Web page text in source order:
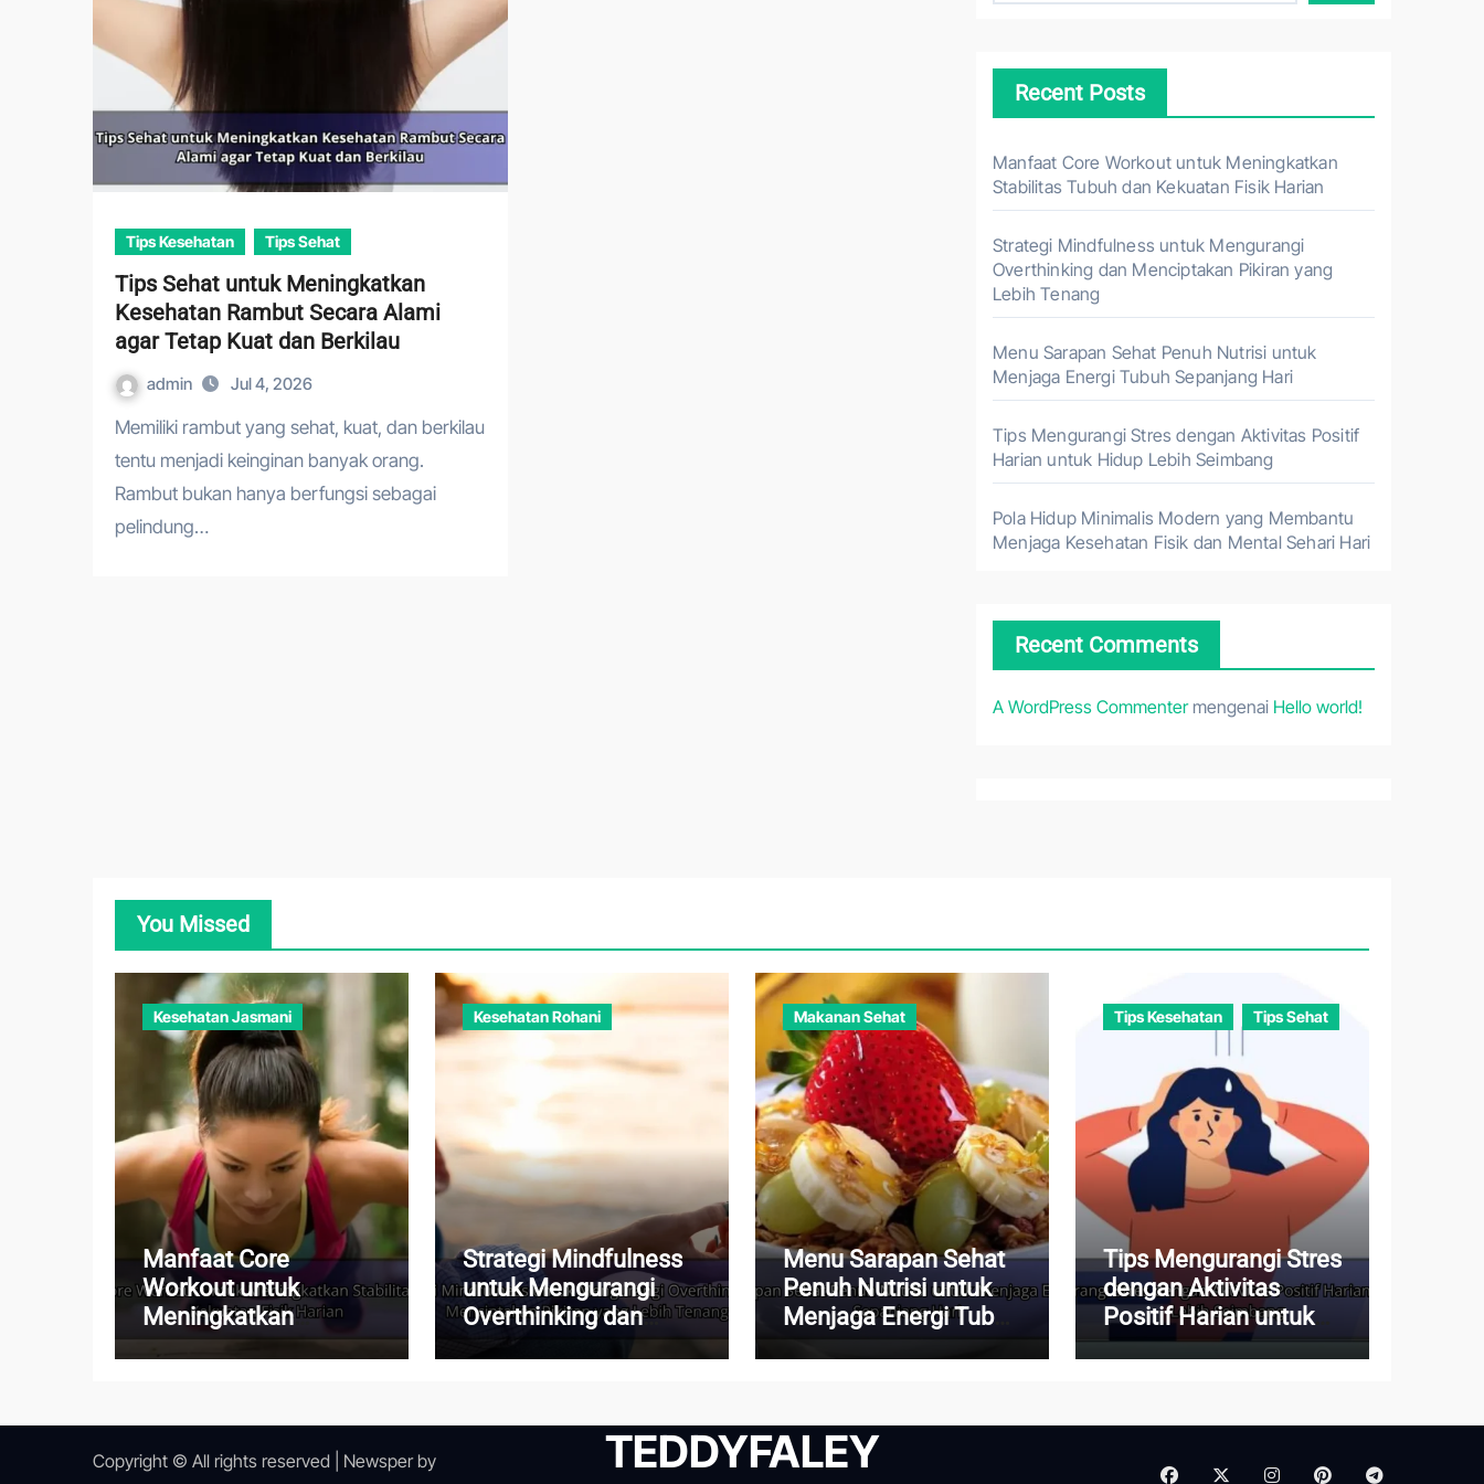
Tips Kesehatan Tips Sehat
Tips Sehat untuk Meningkatkan
Kesehatan Rambut Secara Alami
agar Tetap Kuat dan Berkilau
admin Jul 4, 2026
Memiliki rambut yang sehat, kuat, dan berkilau
tentu menjadi keinginan banyak orang.
Rambut bukan hanya berfungsi sebagai
pelindung…
Recent Posts
Manfaat Core Workout untuk Meningkatkan
Stabilitas Tubuh dan Kekuatan Fisik Harian
Strategi Mindfulness untuk Mengurangi
Overthinking dan Menciptakan Pikiran yang
Lebih Tenang
Menu Sarapan Sehat Penuh Nutrisi untuk
Menjaga Energi Tubuh Sepanjang Hari
Tips Mengurangi Stres dengan Aktivitas Positif
Harian untuk Hidup Lebih Seimbang
Pola Hidup Minimalis Modern yang Membantu
Menjaga Kesehatan Fisik dan Mental Sehari Hari
Recent Comments
A WordPress Commentermengenai Hello world!
You Missed
Kesehatan Jasmani
Manfaat Core
Workout untuk
Meningkatkan
Stabilitas Tubuh dan
Kesehatan Rohani
Strategi Mindfulness
untuk Mengurangi
Overthinking dan
Menciptakan Pikiran
Makanan Sehat
Menu Sarapan Sehat
Penuh Nutrisi untuk
Menjaga Energi Tubuh
Tips Kesehatan Tips Sehat
Tips Mengurangi Stres
dengan Aktivitas
Positif Harian untuk
Hidup Lebih
Copyright © All rights reserved Newsperby
TEDDYFALEY